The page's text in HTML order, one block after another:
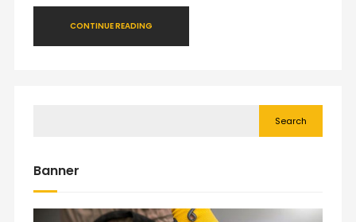
CONTINUE READING
Search
Banner